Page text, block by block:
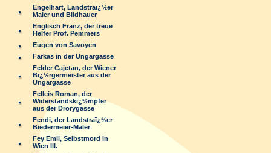
Engelhart, Landstraï¿½er
Maler und Bildhauer
Englisch Franz, der treue
Helfer Prof. Pemmers
Eugen von Savoyen
Farkas in der Ungargasse
Felder Cajetan, der Wiener
Bï¿½rgermeister aus der
Ungargasse
Felleis Roman, der
Widerstandskï¿½mpfer
aus der Drorygasse
Fendi, der Landstraï¿½er
Biedermeier-Maler
Fey Emil, Selbstmord in
Wien III.